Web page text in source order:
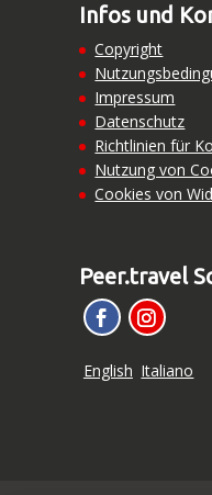
Infos und
Copyright
Impressum
Datenschutz
Richtlinien für
Nutzung von
Cookies von
Peer.travel
English Italiano